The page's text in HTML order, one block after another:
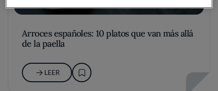
Arroces españoles: 10 platos que van más allá
de la paella
LEER